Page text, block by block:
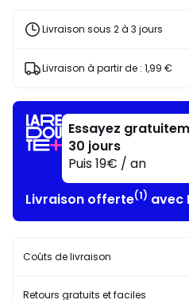
de
réduction
Livraison sous 2 à 3 jours
Livraison à partir de : 1,99 €
Essayez
30 jours
Puis 19€ / an
Livraison offerte(1) avec
Coûts de livraison
Retours gratuits et faciles